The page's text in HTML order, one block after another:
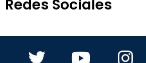
Redes Sociales